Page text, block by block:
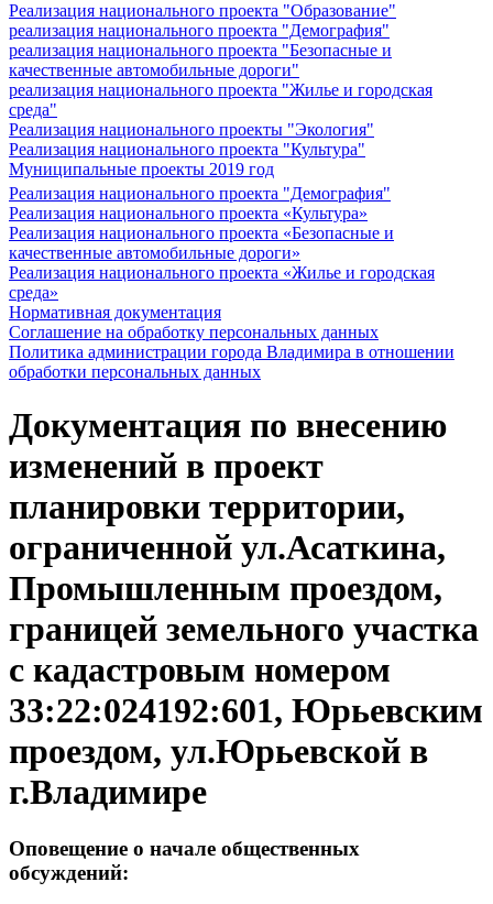
Реализация национального проекта "Образование"
реализация национального проекта "Демография"
реализация национального проекта "Безопасные и
качественные автомобильные дороги"
реализация национального проекта "Жилье и городская
среда"
Реализация национального проекты "Экология"
Реализация национального проекта "Культура"
Муниципальные проекты 2019 год
Реализация национального проекта "Демография"
Реализация национального проекта «Культура»
Реализация национального проекта «Безопасные и
качественные автомобильные дороги»
Реализация национального проекта «Жилье и городская
среда»
Нормативная документация
Соглашение на обработку персональных данных
Политика администрации города Владимира в отношении
обработки персональных данных
Документация по внесению
изменений в проект
планировки территории,
ограниченной ул.Асаткина,
Промышленным проездом,
границей земельного участка
с кадастровым номером
33:22:024192:601, Юрьевским
проездом, ул.Юрьевской в
г.Владимире
Оповещение о начале общественных
обсуждений: